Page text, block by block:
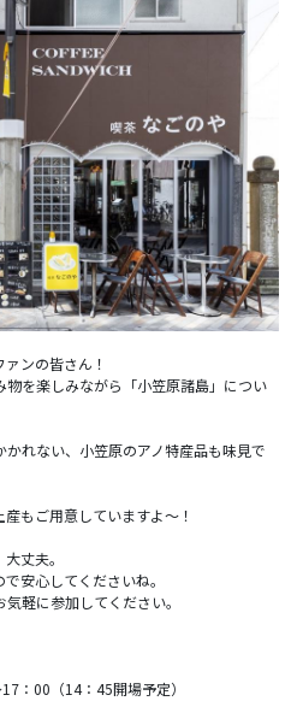
ンの皆さん！
を楽しみながら「小笠原諸島」につい
れない、小笠原のアノ特産品も味見で
もご用意していますよ～！
丈夫。
安心してくださいね。
軽に参加してください。
00（14：45開場予定）